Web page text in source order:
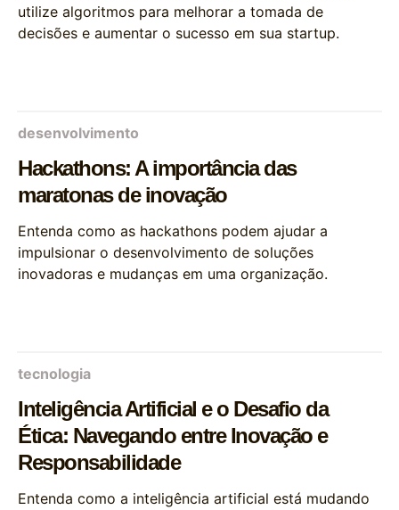
utilize algoritmos para melhorar a tomada de
decisões e aumentar o sucesso em sua startup.
desenvolvimento
Hackathons: A importância das
maratonas de inovação
Entenda como as hackathons podem ajudar a
impulsionar o desenvolvimento de soluções
inovadoras e mudanças em uma organização.
tecnologia
Inteligência Artificial e o Desafio da
Ética: Navegando entre Inovação e
Responsabilidade
Entenda como a inteligência artificial está mudando